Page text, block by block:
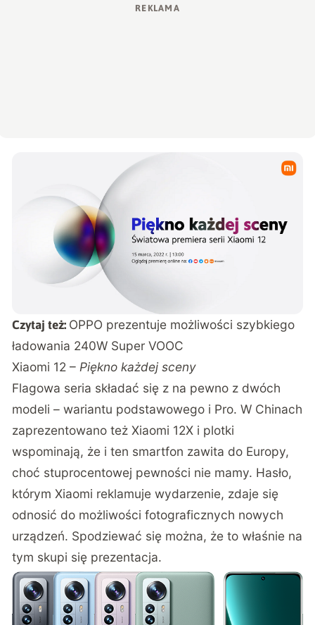
Czytaj też: OPPO prezentuje możliwości szybkiego
ładowania 240W Super VOOC
Xiaomi 12 – Piękno każdej sceny
Flagowa seria składać się z na pewno z dwóch
modeli – wariantu podstawowego i Pro. W Chinach
zaprezentowano też Xiaomi 12X i plotki
wspominają, że i ten smartfon zawita do Europy,
choć stuprocentowej pewności nie mamy. Hasło,
którym Xiaomi reklamuje wydarzenie, zdaje się
odnosić do możliwości fotograficznych nowych
urządzeń. Spodziewać się można, że to właśnie na
tym skupi się prezentacja.